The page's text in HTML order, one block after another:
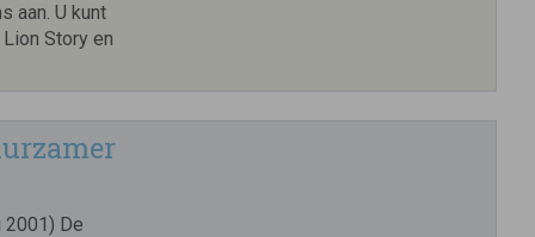
aan. U kunt
Story en
2001) De